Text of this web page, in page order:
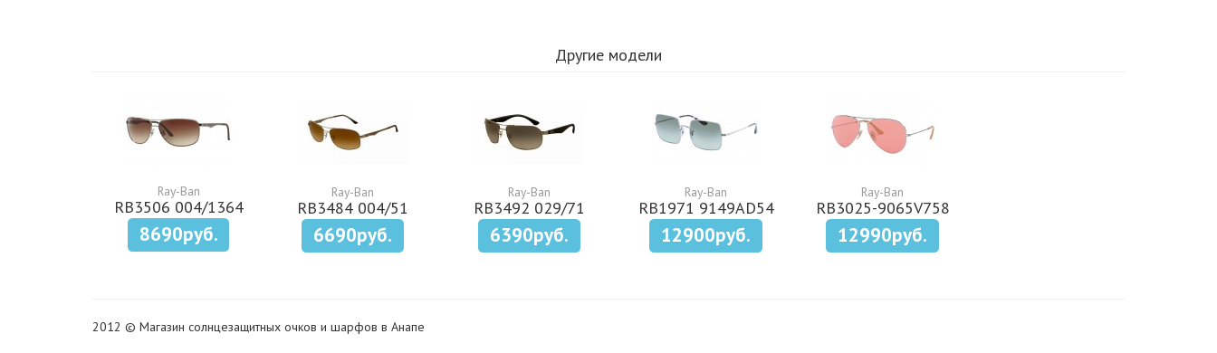
Другие модели
Ray-Ban
RB3506 004/1364
8690руб.
Ray-Ban
RB3484 004/51
6690руб.
Ray-Ban
RB3492 029/71
6390руб.
Ray-Ban
RB1971 9149AD54
12900руб.
Ray-Ban
RB3025-9065V758
12990руб.
2012 © Магазин солнцезащитных очков и шарфов в Анапе